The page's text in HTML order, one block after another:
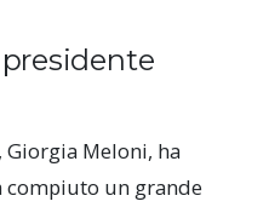
Giorgia Meloni, ha
compiuto un grande